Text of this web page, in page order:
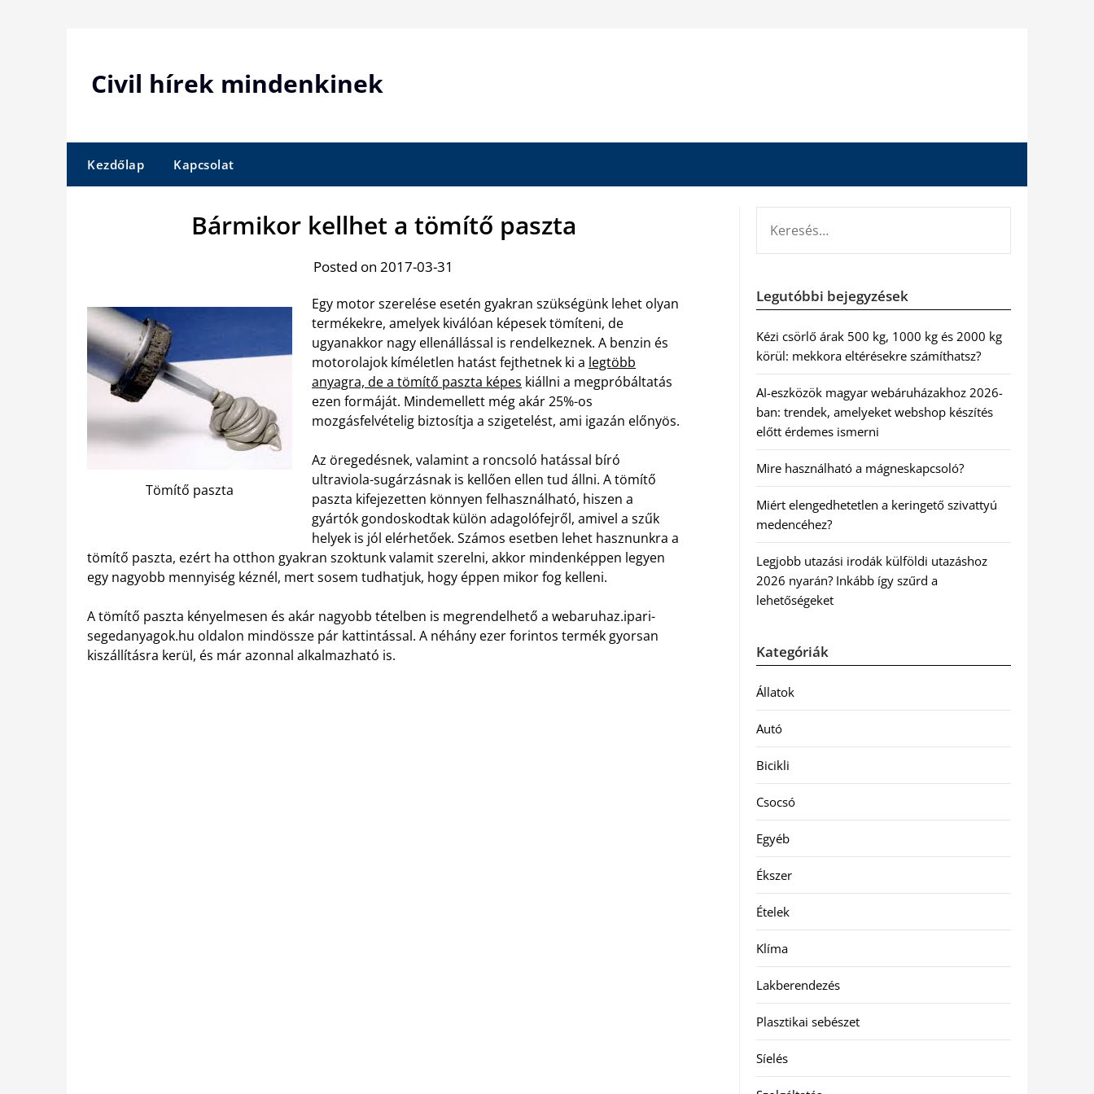
Civil hírek mindenkinek
Kezdőlap Kapcsolat
Bármikor kellhet a tömítő paszta
Posted on 2017-03-31
Tömítő paszta
Egy motor szerelése esetén gyakran szükségünk lehet olyan
termékekre, amelyek kiválóan képesek tömíteni, de
ugyanakkor nagy ellenállással is rendelkeznek. A benzin és
motorolajok kíméletlen hatást fejthetnek ki a legtöbb
anyagra, de a tömítő paszta képes kiállni a megpróbáltatás
ezen formáját. Mindemellett még akár 25%-os
mozgásfelvételig biztosítja a szigetelést, ami igazán előnyös.
Az öregedésnek, valamint a roncsoló hatással bíró
ultraviola-sugárzásnak is kellően ellen tud állni. A tömítő
paszta kifejezetten könnyen felhasználható, hiszen a
gyártók gondoskodtak külön adagolófejről, amivel a szűk
helyek is jól elérhetőek. Számos esetben lehet hasznunkra a
tömítő paszta, ezért ha otthon gyakran szoktunk valamit szerelni, akkor mindenképpen legyen
egy nagyobb mennyiség kéznél, mert sosem tudhatjuk, hogy éppen mikor fog kelleni.
A tömítő paszta kényelmesen és akár nagyobb tételben is megrendelhető a webaruhaz.ipari-
segedanyagok.hu oldalon mindössze pár kattintással. A néhány ezer forintos termék gyorsan
kiszállításra kerül, és már azonnal alkalmazható is.
Legutóbbi bejegyzések
Kézi csörlő árak 500 kg, 1000 kg és 2000 kg
körül: mekkora eltérésekre számíthatsz?
AI-eszközök magyar webáruházakhoz 2026-
ban: trendek, amelyeket webshop készítés
előtt érdemes ismerni
Mire használható a mágneskapcsoló?
Miért elengedhetetlen a keringető szivattyú
medencéhez?
Legjobb utazási irodák külföldi utazáshoz
2026 nyarán? Inkább így szűrd a
lehetőségeket
Kategóriák
Állatok
Autó
Bicikli
Csocsó
Egyéb
Ékszer
Ételek
Klíma
Lakberendezés
Plasztikai sebészet
Síelés